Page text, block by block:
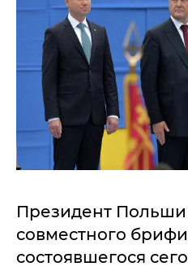
Президент
совместного
состоявшегося